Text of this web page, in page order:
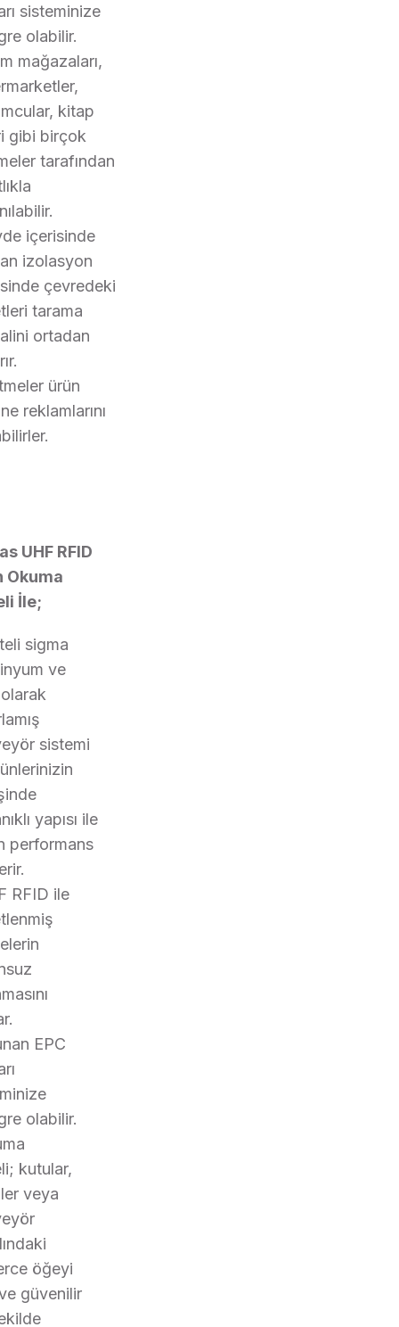
sisteminize
olabilir.
mağazaları,
kitap
gibi birçok
tarafından
içerisinde
izolasyon
çevredeki
tarama
ortadan
ürün
reklamlarını
UHF RFID
Okuma
İle;
sigma
ve
sistemi
yapısı ile
performans
RFID ile
EPC
olabilir.
kutular,
veya
öğeyi
ve güvenilir